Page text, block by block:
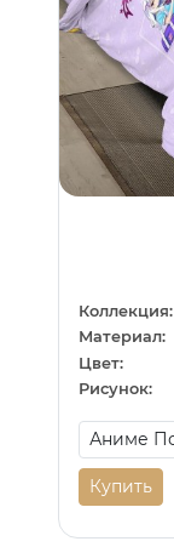
Коллекция:
Материал:
Цвет:
Рисунок:
Купить